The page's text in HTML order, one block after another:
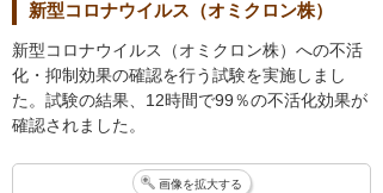
新型コロナウイルス（オミクロン株）
新型コロナウイルス（オミクロン株）への不活
化・抑制効果の確認を行う試験を実施しまし
た。試験の結果、12時間で99％の不活化効果が
確認されました。
画像を拡大する